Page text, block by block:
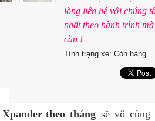
lòng liên hệ với chúng
nhất theo hành trình
cầu !
Tình trạng xe: Còn hàng
theo tháng sẽ vô